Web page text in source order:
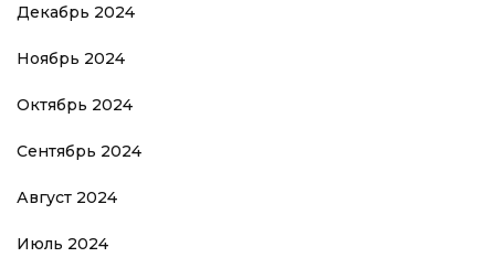
Декабрь 2024
Ноябрь 2024
Октябрь 2024
Сентябрь 2024
Август 2024
Июль 2024